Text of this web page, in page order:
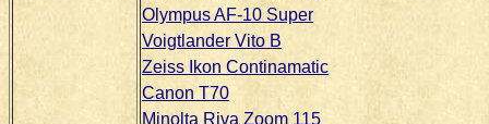
Olympus AF-10 Super
Voigtlander Vito B
Zeiss Ikon Continamatic
Canon T70
Minolta Riva Zoom 115